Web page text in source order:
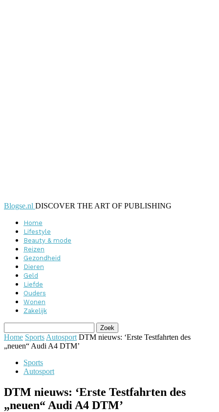
Blogse.nl DISCOVER THE ART OF PUBLISHING
Home
Lifestyle
Beauty & mode
Reizen
Gezondheid
Dieren
Geld
Liefde
Ouders
Wonen
Zakelijk
Home Sports Autosport DTM nieuws: ‘Erste Testfahrten des
„neuen“ Audi A4 DTM’
Sports
Autosport
DTM nieuws: ‘Erste Testfahrten des
„neuen“ Audi A4 DTM’